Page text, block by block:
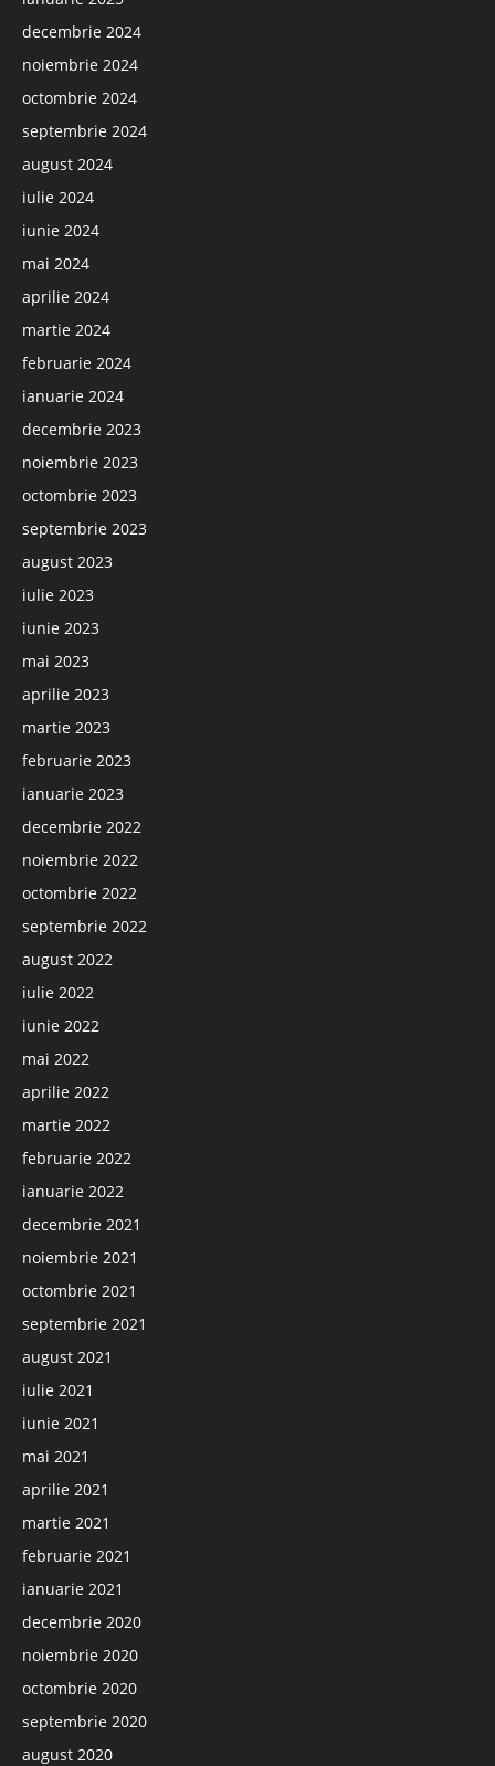
decembrie 2024
noiembrie 2024
octombrie 2024
septembrie 2024
august 2024
iulie 2024
iunie 2024
mai 2024
aprilie 2024
martie 2024
februarie 2024
ianuarie 2024
decembrie 2023
noiembrie 2023
octombrie 2023
septembrie 2023
august 2023
iulie 2023
iunie 2023
mai 2023
aprilie 2023
martie 2023
februarie 2023
ianuarie 2023
decembrie 2022
noiembrie 2022
octombrie 2022
septembrie 2022
august 2022
iulie 2022
iunie 2022
mai 2022
aprilie 2022
martie 2022
februarie 2022
ianuarie 2022
decembrie 2021
noiembrie 2021
octombrie 2021
septembrie 2021
august 2021
iulie 2021
iunie 2021
mai 2021
aprilie 2021
martie 2021
februarie 2021
ianuarie 2021
decembrie 2020
noiembrie 2020
octombrie 2020
septembrie 2020
august 2020